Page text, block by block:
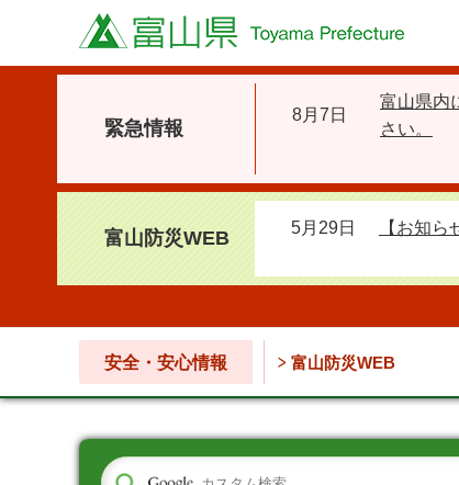
富山県
緊急情報
8月7日
富山県内
さい。
富山防災WEB 5月29日
【お知
安全・安心情報 富山防災WEB